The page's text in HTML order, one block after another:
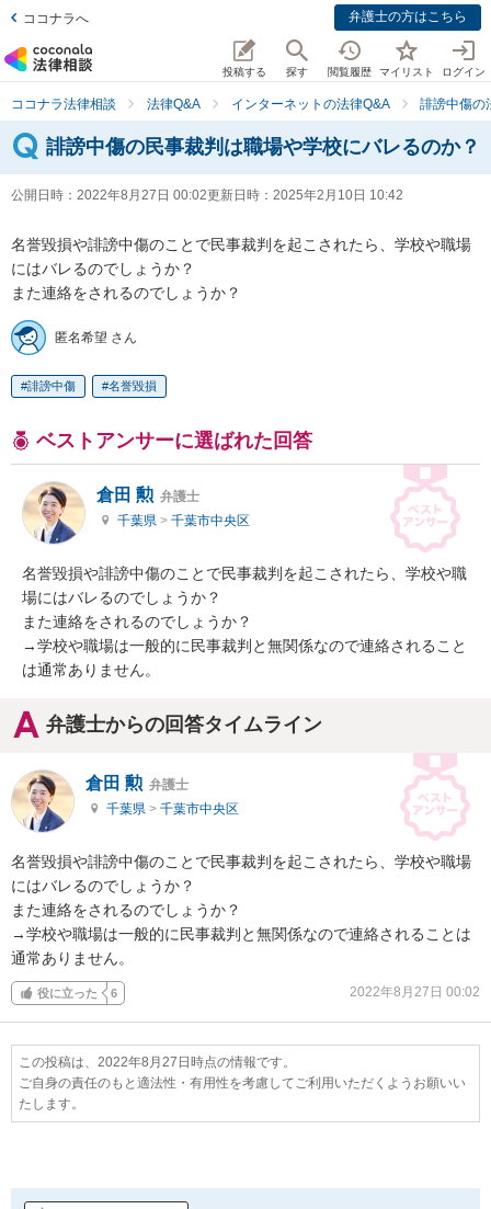
ココナラへ 弁護士の方はこちら
投稿する 探す 閲覧履歴 マイリスト ログイン
ココナラ法律相談 法律Q&A インターネットの法律Q&A 誹謗中傷の
誹謗中傷の民事裁判は職場や学校にバレるのか？
公開日時： 2022年8月27日 00:02更新日時： 2025年2月10日 10:42
名誉毀損や誹謗中傷のことで民事裁判を起こされたら、学校や職場
にはバレるのでしょうか？
また連絡をされるのでしょうか？
匿名希望 さん
誹謗中傷 名誉毀損
ベストアンサーに選ばれた回答
倉田 勲 弁護士
千葉県 > 千葉市中央区
名誉毀損や誹謗中傷のことで民事裁判を起こされたら、学校や職
場にはバレるのでしょうか？
また連絡をされるのでしょうか？
→学校や職場は一般的に民事裁判と無関係なので連絡されること
は通常ありません。
弁護士からの回答タイムライン
倉田 勲 弁護士
千葉県 > 千葉市中央区
名誉毀損や誹謗中傷のことで民事裁判を起こされたら、学校や職場
にはバレるのでしょうか？
また連絡をされるのでしょうか？
→学校や職場は一般的に民事裁判と無関係なので連絡されることは
通常ありません。
役に立った 6 2022年8月27日 00:02
この投稿は、2022年8月27日時点の情報です。
ご自身の責任のもと適法性・有用性を考慮してご利用いただくようお願いい
たします。